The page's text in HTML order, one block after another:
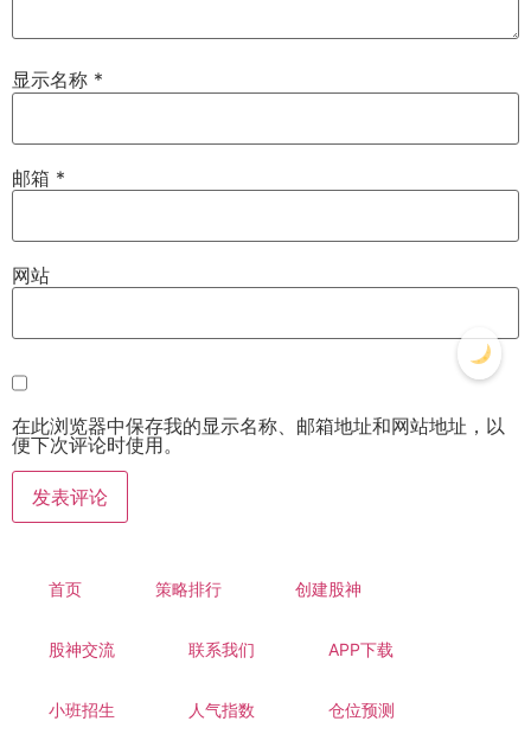
显示名称 *
邮箱 *
网站
在此浏览器中保存我的显示名称、邮箱地址和网站地址，以
便下次评论时使用。
首页 策略排行 创建股神
股神交流 联系我们 APP下载
小班招生 人气指数 仓位预测